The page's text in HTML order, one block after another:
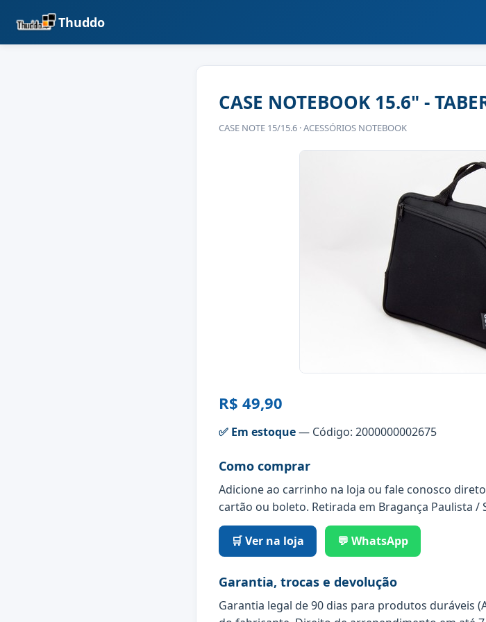
Thuddo
CASE NOTEBOOK 15.6" -
CASE NOTE 15/15.6 · ACESSÓRIOS NOTEBOOK
R$ 49,90
✅ Em estoque— Código: 2000000002675
Como comprar
Adicione ao carrinho na loja ou fale conosco
cartão ou boleto. Retirada em Bragança Paulista /
🛒 Ver na loja 💬 WhatsApp
Garantia, trocas e devolução
Garantia legal de 90 dias para produtos duráveis